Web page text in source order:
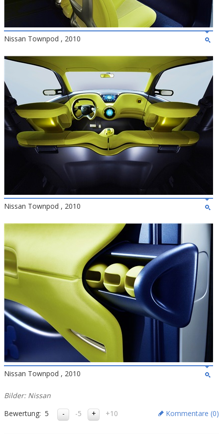
Nissan Townpod , 2010
Nissan Townpod , 2010
Nissan Townpod , 2010
Bilder: Nissan
Bewertung: 5 -5 +10 Kommentare (0)